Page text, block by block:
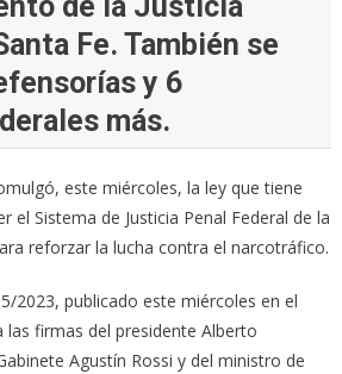
Fe. También se
y 6
más.
este miércoles, la ley que tiene
Sistema de Justicia Penal Federal de la
reforzar la lucha contra el narcotráfico.
2023, publicado este miércoles en el
las firmas del presidente Alberto
Agustín Rossi y del ministro de